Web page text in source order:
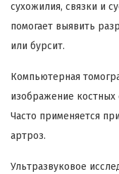
сухожилия, связки и
помогает выявить
или бурсит.
Компьютерная
изображение костных
Часто применяется
артроз.
Ультразвуковое